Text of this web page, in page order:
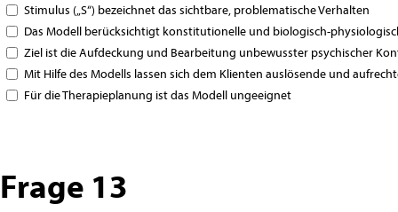
Stimulus („S“) bezeichnet das sichtbare, problematische Verhalten
Das Modell berücksichtigt konstitutionelle und biologisch-
Ziel ist die Aufdeckung und Bearbeitung unbewusster psychischer
Mit Hilfe des Modells lassen sich dem Klienten auslösende und
Für die Therapieplanung ist das Modell ungeeignet
Frage 13